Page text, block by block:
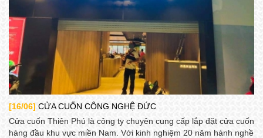
[16/06] CỬA CUỐN CÔNG NGHỆ ĐỨC
Cửa cuốn Thiên Phú là công ty chuyên cung cấp lắp đặt cửa cuốn
hàng đầu khu vực miền Nam. Với kinh nghiệm 20 năm hành nghề